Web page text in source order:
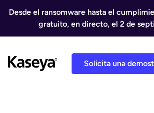
Desde el ransomware hasta el
gratuito, en directo, el 2 de
Solicita una